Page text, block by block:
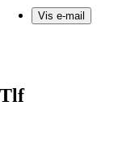
Vis e-mail
Tlf